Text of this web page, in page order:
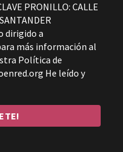
PRONILLO: CALLE
dirigido a
más información al
Política de